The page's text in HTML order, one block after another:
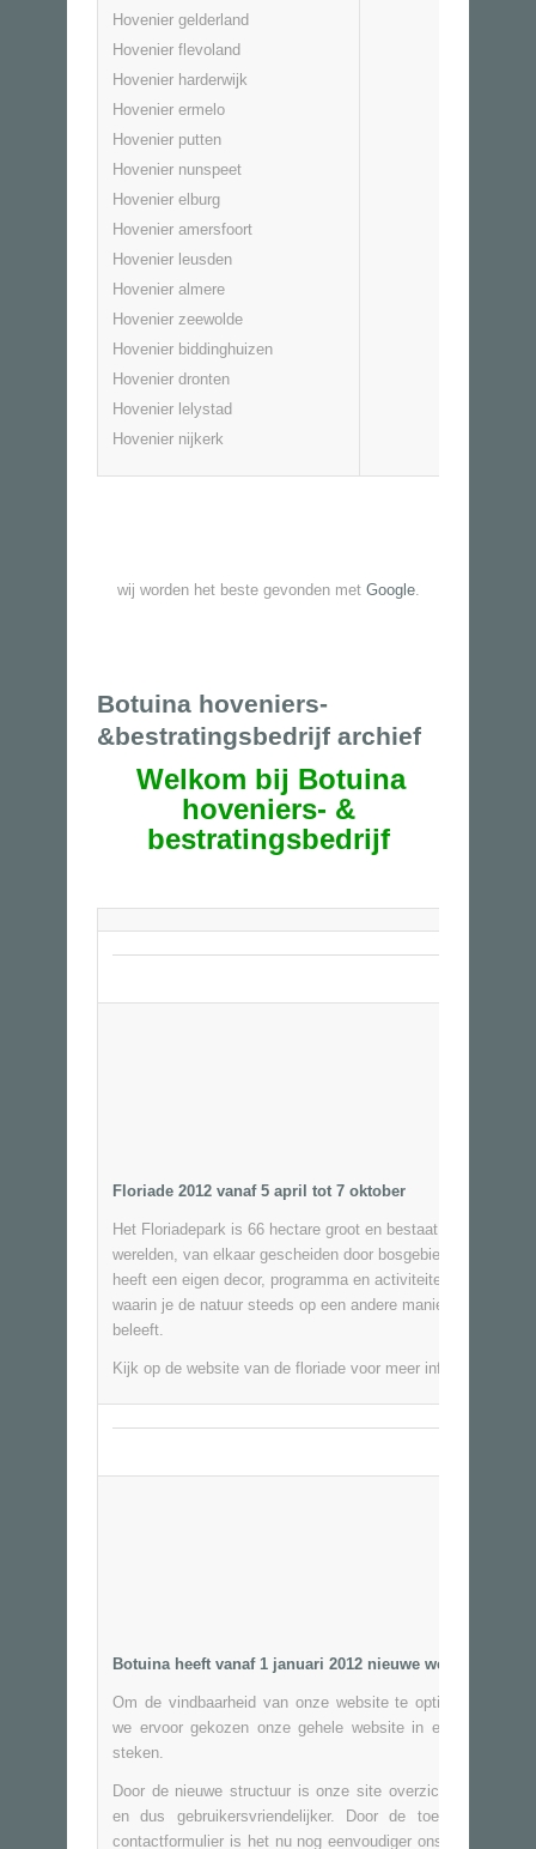
Hovenier gelderland
Hovenier flevoland
Hovenier harderwijk
Hovenier ermelo
Hovenier putten
Hovenier nunspeet
Hovenier elburg
Hovenier amersfoort
Hovenier leusden
Hovenier almere
Hovenier zeewolde
Hovenier biddinghuizen
Hovenier dronten
Hovenier lelystad
Hovenier nijkerk
wij worden het beste gevonden met Google.
Botuina hoveniers-
&bestratingsbedrijf archief
Welkom bij Botuina
hoveniers- &
bestratingsbedrijf
Floriade 2012 vanaf 5 april tot 7 oktober
Het Floriadepark is 66 hectare groot en bestaat uit 5 unieke
werelden, van elkaar gescheiden door bosgebied. Elke
heeft een eigen decor, programma en activiteiten. Werelden
waarin je de natuur steeds op een andere manier ziet, voelt
beleeft.
Kijk op de website van de floriade voor meer informatie
Botuina heeft vanaf 1 januari 2012 nieuwe website!
Om de vindbaarheid van onze website te optimaliseren
we ervoor gekozen onze gehele website in een nieuw
steken.
Door de nieuwe structuur is onze site overzichtelijker
en dus gebruikersvriendelijker. Door de toevoeging van
contactformulier is het nu nog eenvoudiger ons contact